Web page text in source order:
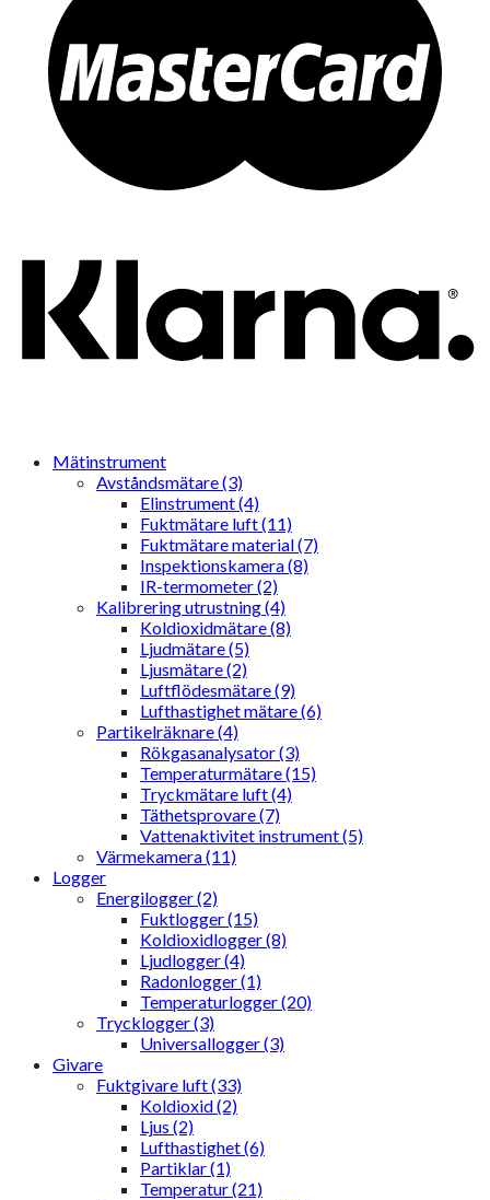
Mätinstrument
Avståndsmätare (3)
Elinstrument (4)
Fuktmätare luft (11)
Fuktmätare material (7)
Inspektionskamera (8)
IR-termometer (2)
Kalibrering utrustning (4)
Koldioxidmätare (8)
Ljudmätare (5)
Ljusmätare (2)
Luftflödesmätare (9)
Lufthastighet mätare (6)
Partikelräknare (4)
Rökgasanalysator (3)
Temperaturmätare (15)
Tryckmätare luft (4)
Täthetsprovare (7)
Vattenaktivitet instrument (5)
Värmekamera (11)
Logger
Energilogger (2)
Fuktlogger (15)
Koldioxidlogger (8)
Ljudlogger (4)
Radonlogger (1)
Temperaturlogger (20)
Trycklogger (3)
Universallogger (3)
Givare
Fuktgivare luft (33)
Koldioxid (2)
Ljus (2)
Lufthastighet (6)
Partiklar (1)
Temperatur (21)